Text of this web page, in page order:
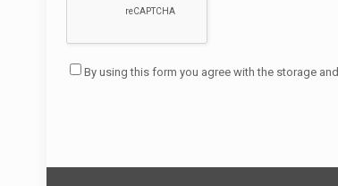
By using this form you agree with the storage